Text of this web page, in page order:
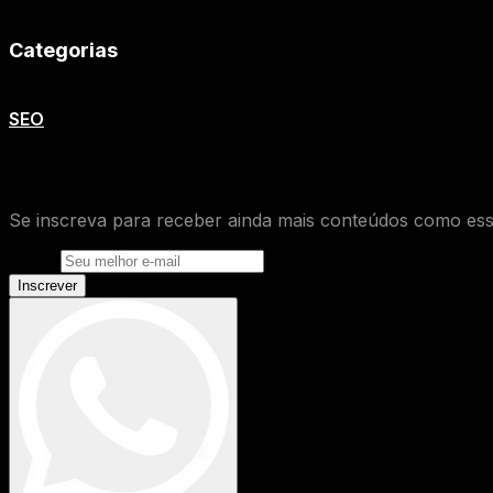
Categorias
SEO
Se inscreva para receber ainda mais conteúdos como
Inscrever